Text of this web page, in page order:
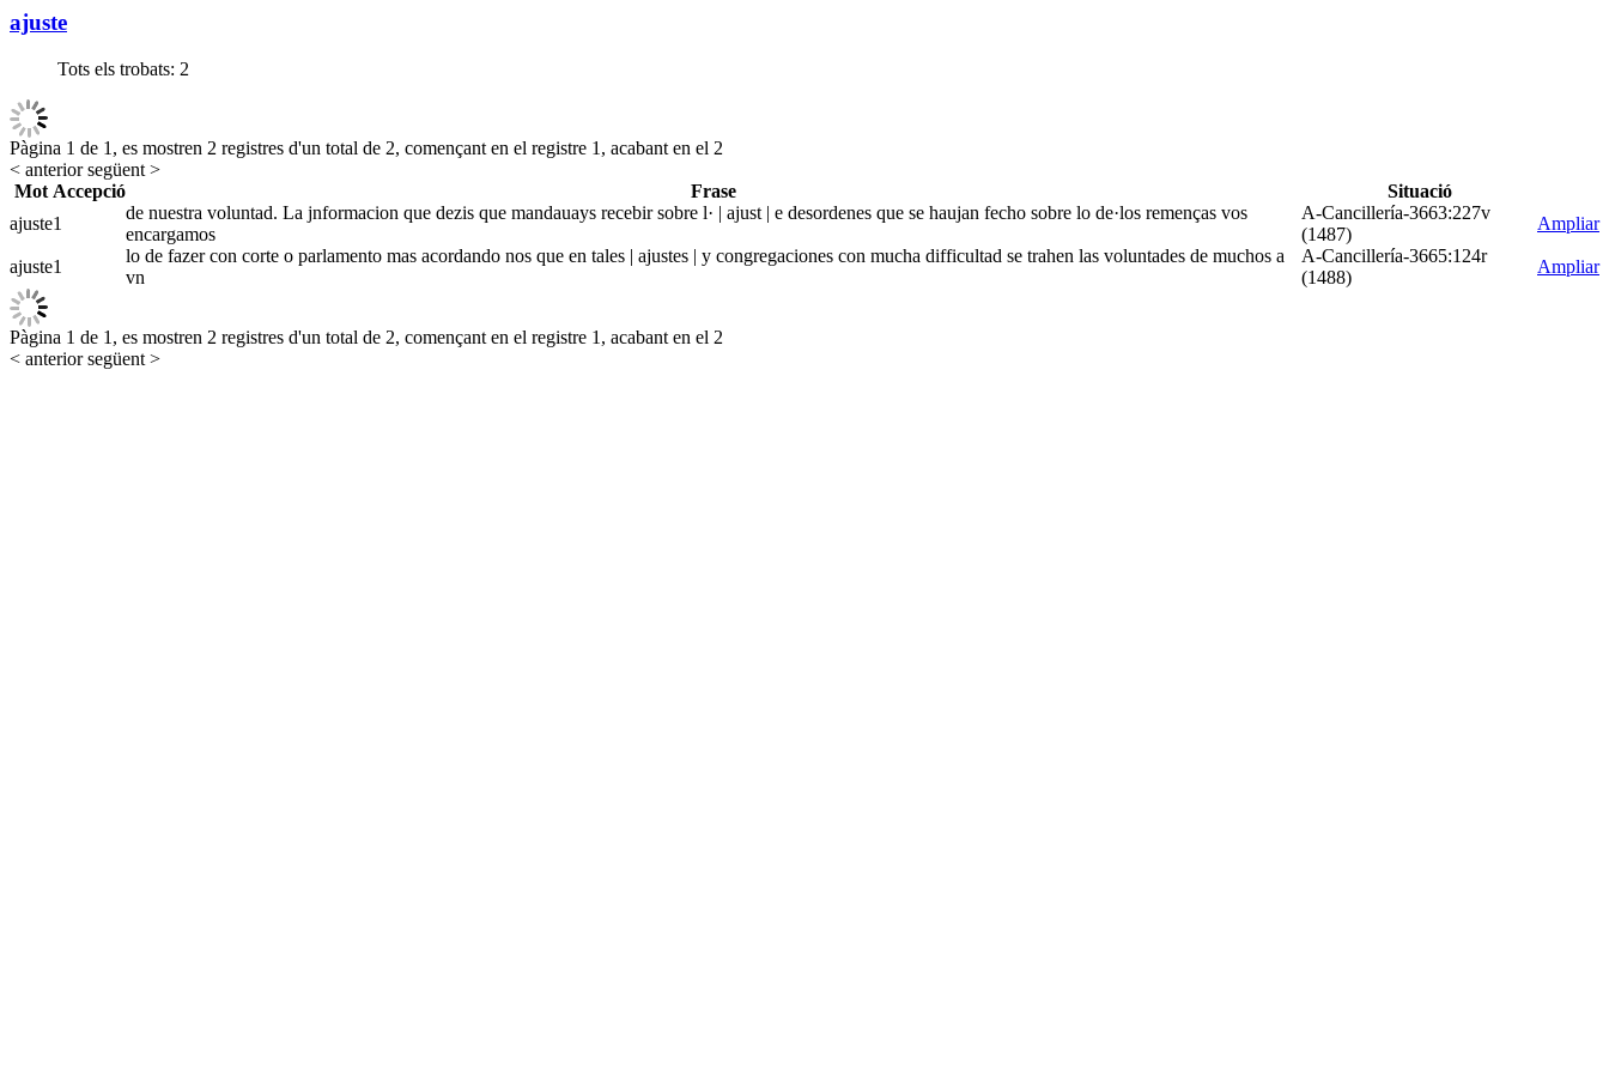
ajuste
Tots els trobats: 2
Pàgina 1 de 1, es mostren 2 registres d'un total de 2, començant en el registre 1, acabant en el 2
< anteriorsegüent >
Mot Accepció Frase
Situació
ajuste1
de nuestra voluntad. La jnformacion que dezis que mandauays recebir sobre l· | ajust | e desordenes que se haujan fecho sobre lo de·los remenças vos
encargamos
A-Cancillería-3663:227v
(1487)
Ampliar
ajuste1
lo de fazer con corte o parlamento mas acordando nos que en tales | ajustes | y congregaciones con mucha difficultad se trahen las voluntades de muchos a
vn
A-Cancillería-3665:124r
(1488)
Ampliar
Pàgina 1 de 1, es mostren 2 registres d'un total de 2, començant en el registre 1, acabant en el 2
< anteriorsegüent >